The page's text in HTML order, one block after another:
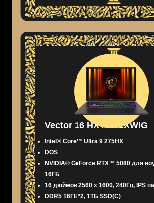
Vector 16 HX AI A2XWIG
Intel® Core™ Ultra 9 275HX
DOS
NVIDIA® GeForce RTX™ 5080 для
16ГБ
16 дюймов 2560 x 1600, 240Гц, IPS
DDR5 16ГБ*2, 1ТБ SSD(C)